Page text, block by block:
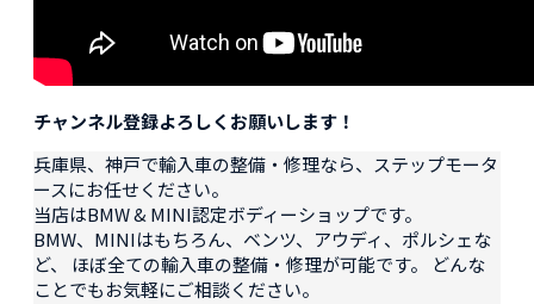
チャンネル登録よろしくお願いします！
兵庫県、神戸で輸入車の整備・修理なら、ステップモータ
ースにお任せください。
当店はBMW & MINI認定ボディーショップです。
BMW、MINIはもちろん、ベンツ、アウディ、ポルシェな
ど、 ほぼ全ての輸入車の整備・修理が可能です。 どんな
ことでもお気軽にご相談ください。